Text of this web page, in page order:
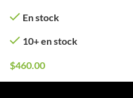
En stock
10+ en stock
$460.00